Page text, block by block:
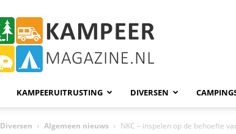
KampeerMagazine
KAMPEERUITRUSTING DIVERSEN
Diversen Algemeen nieuws NKC – inspelen op de behoefte